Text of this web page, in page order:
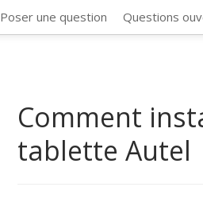
Poser une question Questions
Comment
tablette Autel